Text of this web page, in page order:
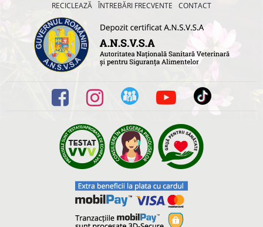
RECICLEAZĂ ÎNTREBĂRI FRECVENTE CONTACT